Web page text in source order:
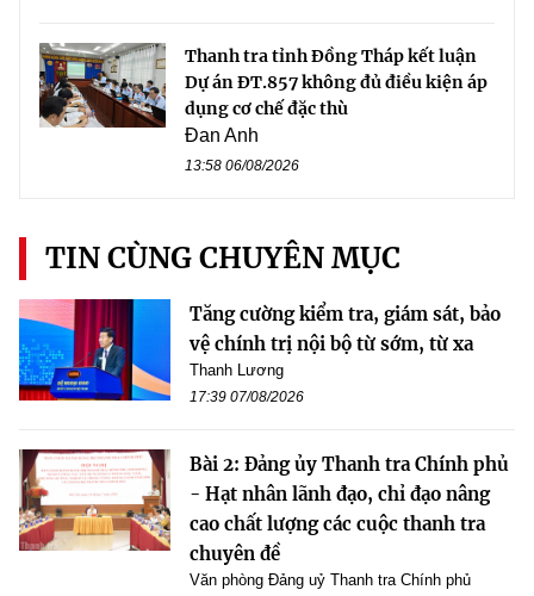
Thanh tra tỉnh Đồng Tháp kết luận
Dự án ĐT.857 không đủ điều kiện áp
dụng cơ chế đặc thù
Đan Anh
13:58 06/08/2026
TIN CÙNG CHUYÊN MỤC
Tăng cường kiểm tra, giám sát, bảo
vệ chính trị nội bộ từ sớm, từ xa
Thanh Lương
17:39 07/08/2026
Bài 2: Đảng ủy Thanh tra Chính phủ
- Hạt nhân lãnh đạo, chỉ đạo nâng
cao chất lượng các cuộc thanh tra
chuyên đề
Văn phòng Đảng uỷ Thanh tra Chính phủ